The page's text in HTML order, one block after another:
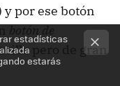
por ese botón
botón de
pero de gran
estadísticas
estarás